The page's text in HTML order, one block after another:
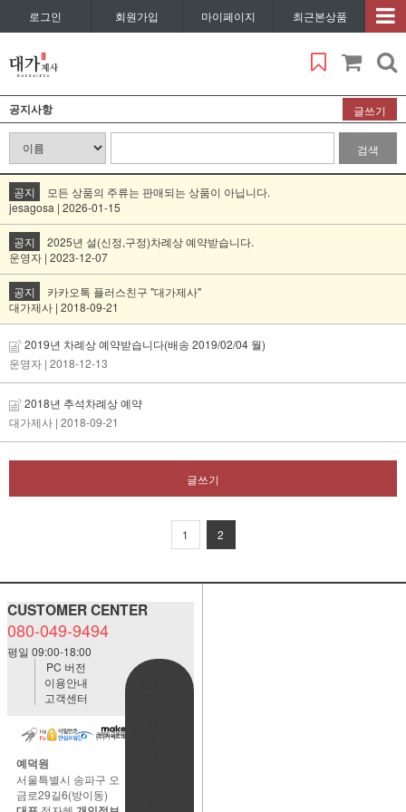
로그인 회원가입 마이페이지 최근본상품
공지사항 글쓰기
검색
공지
모든 상품의 주류는 판매되는 상품이 아닙니다.
jesagosa | 2026-01-15
공지
2025년 설(신정,구정)차례상 예약받습니다.
운영자 | 2023-12-07
공지
카카오톡 플러스친구 "대가제사"
대가제사 | 2018-09-21
2019년 차례상 예약받습니다(배송 2019/02/04 월)
운영자 | 2018-12-13
2018년 추석차례상 예약
대가제사 | 2018-09-21
글쓰기
1 2
CUSTOMER CENTER
080-049-9494
평일 09:00-18:00
PC 버전
이용안내
고객센터
예덕원
서울특별시 송파구 오
금로29길6(방이동)